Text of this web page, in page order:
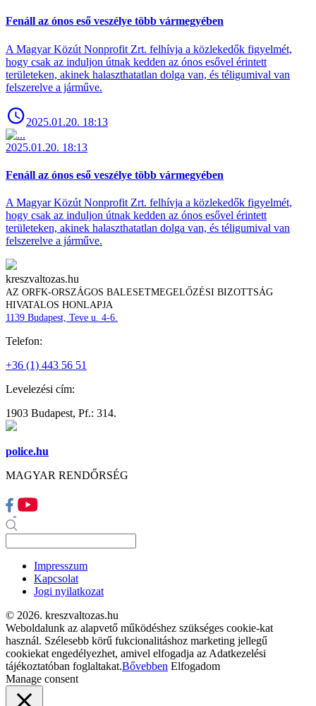
Fenáll az ónos eső veszélye több vármegyében
A Magyar Közút Nonprofit Zrt. felhívja a közlekedők figyelmét,
hogy csak az induljon útnak kedden az ónos esővel érintett
területeken, akinek halaszthatatlan dolga van, és téligumival van
felszerelve a járműve.
2025.01.20. 18:13
2025.01.20. 18:13
Fenáll az ónos eső veszélye több vármegyében
A Magyar Közút Nonprofit Zrt. felhívja a közlekedők figyelmét,
hogy csak az induljon útnak kedden az ónos esővel érintett
területeken, akinek halaszthatatlan dolga van, és téligumival van
felszerelve a járműve.
kreszvaltozas.hu
AZ ORFK-ORSZÁGOS BALESETMEGELŐZÉSI BIZOTTSÁG
HIVATALOS HONLAPJA
1139 Budapest, Teve u. 4-6.
Telefon:
+36 (1) 443 56 51
Levelezési cím:
1903 Budapest, Pf.: 314.
police.hu
MAGYAR RENDŐRSÉG
Impresszum
Kapcsolat
Jogi nyilatkozat
© 2026. kreszvaltozas.hu
Weboldalunk az alapvető működéshez szükséges cookie-kat
használ. Szélesebb körű fukcionalitáshoz marketing jellegű
cookiekat engedélyezhet, amivel elfogadja az Adatkezelési
tájékoztatóban foglaltakat.Bővebben Elfogadom
Manage consent